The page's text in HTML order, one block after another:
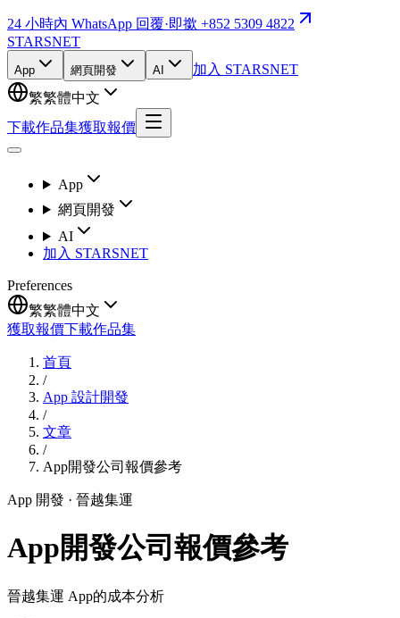
24 小時內 WhatsApp 回覆·即撳 +852 5309 4822
STARSNET
App 網頁開發 AI
加入 STARSNET
繁繁體中文
下載作品集獲取報價
App
網頁開發
AI
加入 STARSNET
Preferences
繁繁體中文
獲取報價下載作品集
首頁
/
App 設計開發
/
文章
/
App開發公司報價參考
App 開發 · 晉越集運
App開發公司報價參考
晉越集運 App的成本分析